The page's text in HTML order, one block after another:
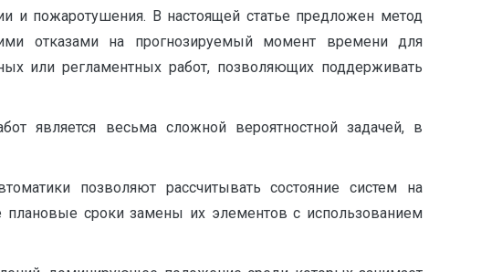
и пожаротушения. В настоящей статье предложен метод
отказами на прогнозируемый момент времени для
или регламентных работ, позволяющих поддерживать
является весьма сложной вероятностной задачей, в
позволяют рассчитывать состояние систем на
плановые сроки замены их элементов с использованием